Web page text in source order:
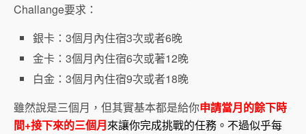
Challange要求：
銀卡：3個月內住宿3次或者6晚
金卡：3個月內住宿6次或著12晚
白金：3個月內住宿9次或者18晚
雖然說是三個月，但其實基本都是給你申請當月的餘下時
間+接下來的三個月來讓你完成挑戰的任務。不過似乎每